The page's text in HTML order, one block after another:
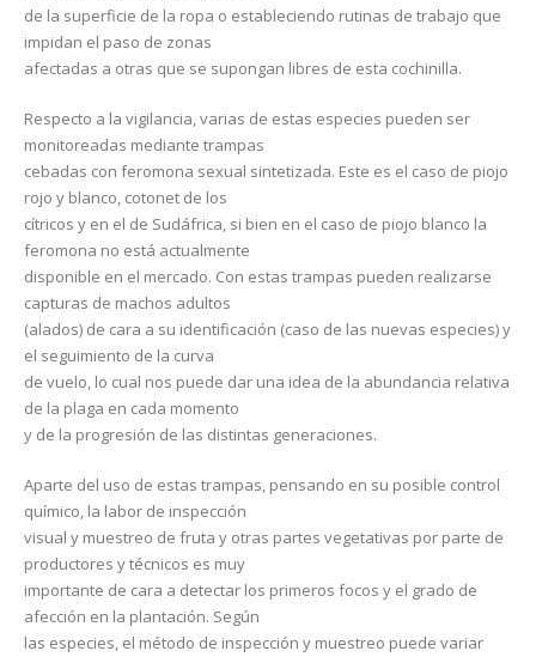
de la superficie de la ropa o estableciendo rutinas de trabajo que
impidan el paso de zonas
afectadas a otras que se supongan libres de esta cochinilla.
Respecto a la vigilancia, varias de estas especies pueden ser
monitoreadas mediante trampas
cebadas con feromona sexual sintetizada. Este es el caso de piojo
rojo y blanco, cotonet de los
cítricos y en el de Sudáfrica, si bien en el caso de piojo blanco la
feromona no está actualmente
disponible en el mercado. Con estas trampas pueden realizarse
capturas de machos adultos
(alados) de cara a su identificación (caso de las nuevas especies) y
el seguimiento de la curva
de vuelo, lo cual nos puede dar una idea de la abundancia relativa
de la plaga en cada momento
y de la progresión de las distintas generaciones.
Aparte del uso de estas trampas, pensando en su posible control
químico, la labor de inspección
visual y muestreo de fruta y otras partes vegetativas por parte de
productores y técnicos es muy
importante de cara a detectar los primeros focos y el grado de
afección en la plantación. Según
las especies, el método de inspección y muestreo puede variar